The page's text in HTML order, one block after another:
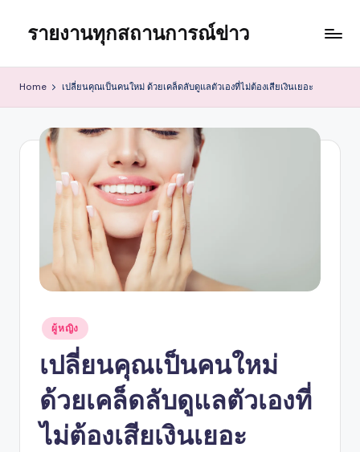
content
รายงานทุกสถานการณ์ข่าว
Home เปลี่ยนคุณเป็นคนใหม่ ด้วยเคล็ดลับดูแลตัวเองที่ไม่ต้องเสียเงินเยอะ
Posted
in
ผู้หญิง
เปลี่ยนคุณเป็นคนใหม่
ด้วยเคล็ดลับดูแลตัวเองที่
ไม่ต้องเสียเงินเยอะ